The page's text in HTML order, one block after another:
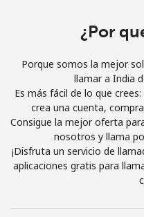
¿Por
Porque somos la mejor
llamar a India
Es más fácil de lo que
crea una cuenta,
Consigue la mejor oferta
nosotros y llama
¡Disfruta un servicio de
aplicaciones gratis para